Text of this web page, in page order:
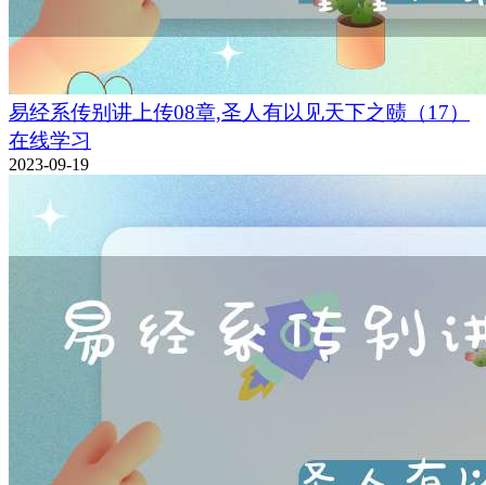
易经系传别讲上传08章,圣人有以见天下之赜（17）
在线学习
2023-09-19